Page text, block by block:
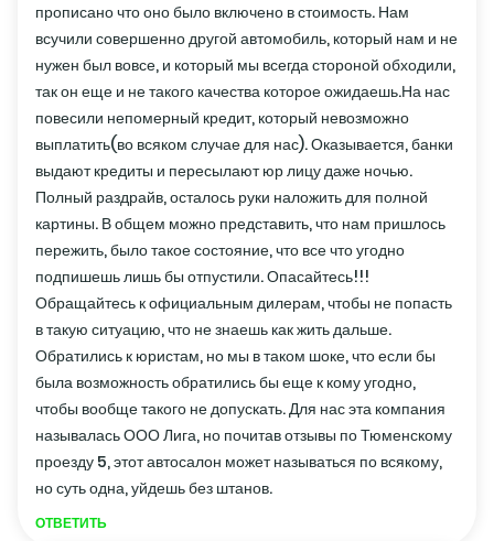
прописано что оно было включено в стоимость. Нам
всучили совершенно другой автомобиль, который нам и не
нужен был вовсе, и который мы всегда стороной обходили,
так он еще и не такого качества которое ожидаешь.На нас
повесили непомерный кредит, который невозможно
выплатить(во всяком случае для нас). Оказывается, банки
выдают кредиты и пересылают юр лицу даже ночью.
Полный раздрайв, осталось руки наложить для полной
картины. В общем можно представить, что нам пришлось
пережить, было такое состояние, что все что угодно
подпишешь лишь бы отпустили. Опасайтесь!!!
Обращайтесь к официальным дилерам, чтобы не попасть
в такую ситуацию, что не знаешь как жить дальше.
Обратились к юристам, но мы в таком шоке, что если бы
была возможность обратились бы еще к кому угодно,
чтобы вообще такого не допускать. Для нас эта компания
называлась ООО Лига, но почитав отзывы по Тюменскому
проезду 5, этот автосалон может называться по всякому,
но суть одна, уйдешь без штанов.
ОТВЕТИТЬ